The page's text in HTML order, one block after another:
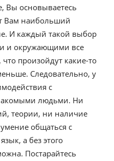
Вы основываетесь
Вам наибольший
И каждый такой выбор
и окружающими все
произойдут какие-то
Следовательно, у
с
людьми. Ни
теории, ни наличие
общаться с
а без этого
Постарайтесь